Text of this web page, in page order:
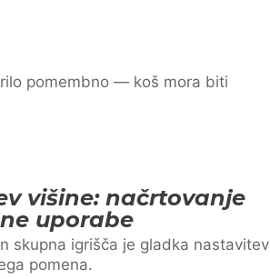
pomembno — koš mora biti
višine: načrtovanje
uporabe
skupna igrišča je gladka nastavitev
pomena.